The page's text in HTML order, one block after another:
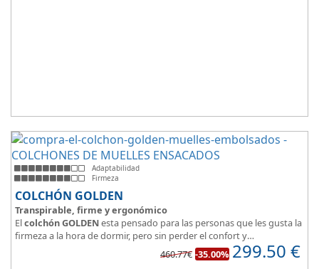
Adaptabilidad
Firmeza
COLCHÓN GOLDEN
Transpirable, firme y ergonómico
Elcolchón GOLDENesta pensado para las personas que les gusta la
firmeza a la hora de dormir, pero sin perder el confort y
adaptabilidad que nos ofrece la viscoelástica.
Su excelente diseño, suave tejido e independencia de lechos,
460.77€ -35.00% 299.50 €